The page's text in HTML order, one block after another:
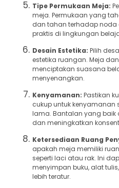
Tipe Permukaan Meja:
meja. Permukaan yang
dan tahan terhadap noda
praktis di lingkungan
Desain Estetika: Pilih
estetika ruangan. Meja
menciptakan suasana
menyenangkan.
Kenyamanan: Pastikan
cukup untuk
lama. Bantalan yang baik
dan meningkatkan
Ketersediaan Ruang
apakah meja memiliki
seperti laci atau rak. Ini
menyimpan buku, alat
lebih teratur.